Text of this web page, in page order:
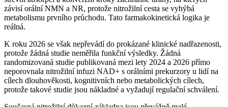
závisí orální NMN a NR, protože nitrožilní cesta se vyhýbá
metabolismu prvního průchodu. Tato farmakokinetická logika je
reálná.
K roku 2026 se však nepřevádí do prokázané klinické nadřazenosti,
protože žádná studie neměřila funkční výsledky. Žádná
randomizovaná studie publikovaná mezi lety 2024 a 2026 přímo
neporovnala nitrožilní infuzi NAD+ s orálními prekurzory u lidí na
cílech dlouhověkosti, kognitivních nebo metabolických cílech,
protože takové studie jsou nákladné a vyžadují regulační schválení.